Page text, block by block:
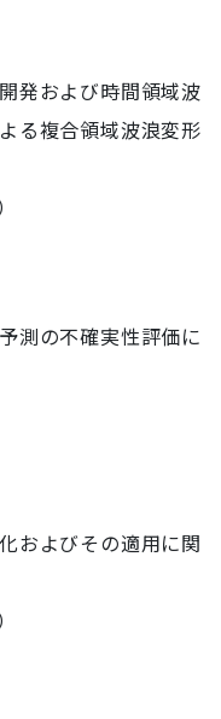
発および時間領域波
る複合領域波浪変形
測の不確実性評価に
およびその適用に関